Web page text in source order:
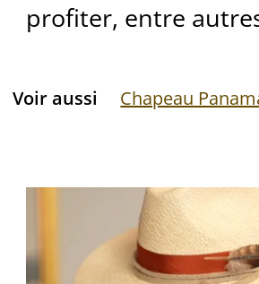
profiter, entre
Voir aussi Chapeau